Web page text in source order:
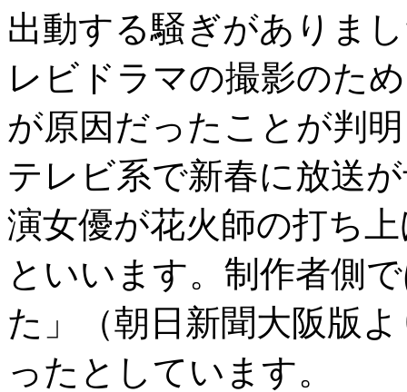
出動する騒ぎがありま
レビドラマの撮影のた
が原因だったことが判
テレビ系で新春に放送
演女優が花火師の打ち
といいます。制作者側
た」（朝日新聞大阪版
ったとしています。